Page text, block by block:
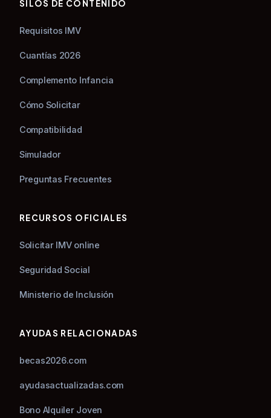
SILOS DE CONTENIDO
Requisitos IMV
Cuantías 2026
Complemento Infancia
Cómo Solicitar
Compatibilidad
Simulador
Preguntas Frecuentes
RECURSOS OFICIALES
Solicitar IMV online
Seguridad Social
Ministerio de Inclusión
AYUDAS RELACIONADAS
becas2026.com
ayudasactualizadas.com
Bono Alquiler Joven